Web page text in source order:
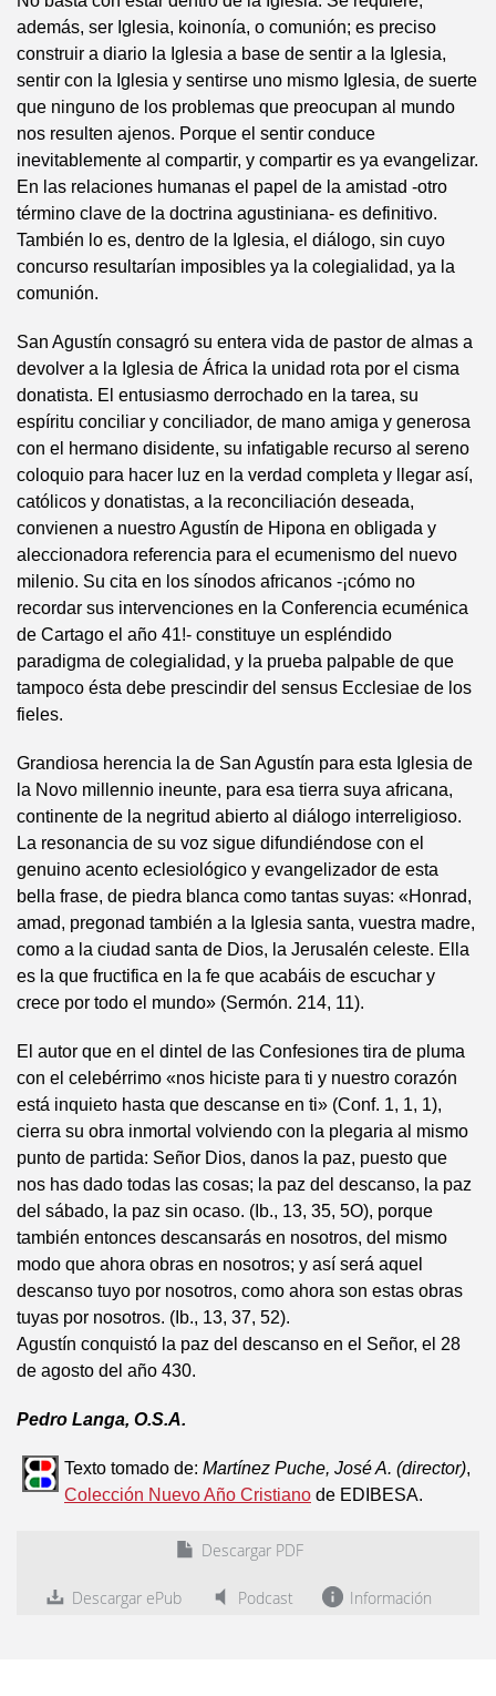
además, ser Iglesia, koinonía, o comunión; es preciso
construir a diario la Iglesia a base de sentir a la Iglesia,
sentir con la Iglesia y sentirse uno mismo Iglesia, de suerte
que ninguno de los problemas que preocupan al mundo
nos resulten ajenos. Porque el sentir conduce
inevitablemente al compartir, y compartir es ya evangelizar.
En las relaciones humanas el papel de la amistad -otro
término clave de la doctrina agustiniana- es definitivo.
También lo es, dentro de la Iglesia, el diálogo, sin cuyo
concurso resultarían imposibles ya la colegialidad, ya la
comunión.
San Agustín consagró su entera vida de pastor de almas a
devolver a la Iglesia de África la unidad rota por el cisma
donatista. El entusiasmo derrochado en la tarea, su
espíritu conciliar y conciliador, de mano amiga y generosa
con el hermano disidente, su infatigable recurso al sereno
coloquio para hacer luz en la verdad completa y llegar así,
católicos y donatistas, a la reconciliación deseada,
convienen a nuestro Agustín de Hipona en obligada y
aleccionadora referencia para el ecumenismo del nuevo
milenio. Su cita en los sínodos africanos -¡cómo no
recordar sus intervenciones en la Conferencia ecuménica
de Cartago el año 41!- constituye un espléndido
paradigma de colegialidad, y la prueba palpable de que
tampoco ésta debe prescindir del sensus Ecclesiae de los
fieles.
Grandiosa herencia la de San Agustín para esta Iglesia de
la Novo millennio ineunte, para esa tierra suya africana,
continente de la negritud abierto al diálogo interreligioso.
La resonancia de su voz sigue difundiéndose con el
genuino acento eclesiológico y evangelizador de esta
bella frase, de piedra blanca como tantas suyas: «Honrad,
amad, pregonad también a la Iglesia santa, vuestra madre,
como a la ciudad santa de Dios, la Jerusalén celeste. Ella
es la que fructifica en la fe que acabáis de escuchar y
crece por todo el mundo» (Sermón. 214, 11).
El autor que en el dintel de las Confesiones tira de pluma
con el celebérrimo «nos hiciste para ti y nuestro corazón
está inquieto hasta que descanse en ti» (Conf. 1, 1, 1),
cierra su obra inmortal volviendo con la plegaria al mismo
punto de partida: Señor Dios, danos la paz, puesto que
nos has dado todas las cosas; la paz del descanso, la paz
del sábado, la paz sin ocaso. (Ib., 13, 35, 5O), porque
también entonces descansarás en nosotros, del mismo
modo que ahora obras en nosotros; y así será aquel
descanso tuyo por nosotros, como ahora son estas obras
tuyas por nosotros. (Ib., 13, 37, 52).
Agustín conquistó la paz del descanso en el Señor, el 28
de agosto del año 430.
Pedro Langa, O.S.A.
Texto tomado de: Martínez Puche, José A. (director),
Colección Nuevo Año Cristiano de EDIBESA.
Descargar PDF
Descargar ePub Podcast Información